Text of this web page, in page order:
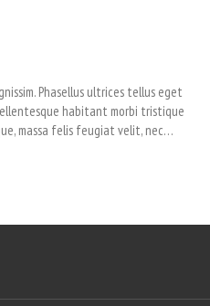
Phasellus ultrices tellus eget
habitant morbi tristique
massa felis feugiat velit, nec…